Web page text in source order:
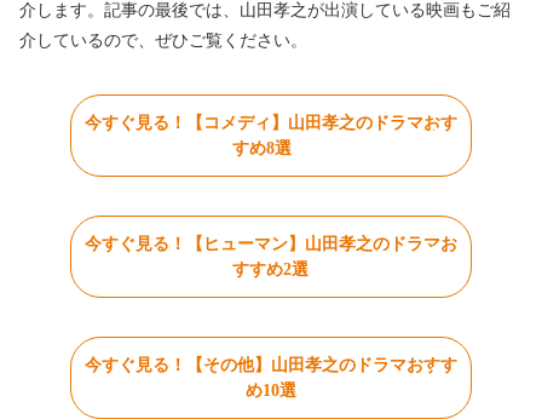
介します。記事の最後では、山田孝之が出演している映画もご紹
介しているので、ぜひご覧ください。
今すぐ見る！【コメディ】山田孝之のドラマおす
すめ8選
今すぐ見る！【ヒューマン】山田孝之のドラマお
すすめ2選
今すぐ見る！【その他】山田孝之のドラマおすす
め10選